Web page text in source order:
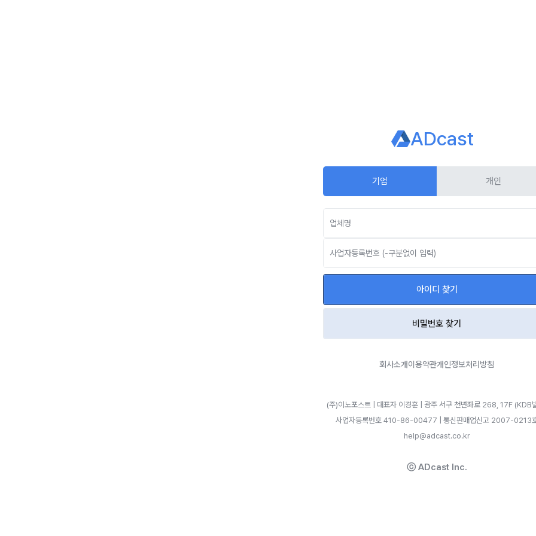
ADcast
기업 개인
아이디 찾기
비밀번호 찾기
회사소개이용약관개인정보처리방침
(주)이노포스트 | 대표자 이경훈 | 광주 서구 천변좌로 268, 17F (KDB
사업자등록번호 410-86-00477 | 통신판매업신고 2007-0213
help@adcast.co.kr
ⓒ ADcast Inc.